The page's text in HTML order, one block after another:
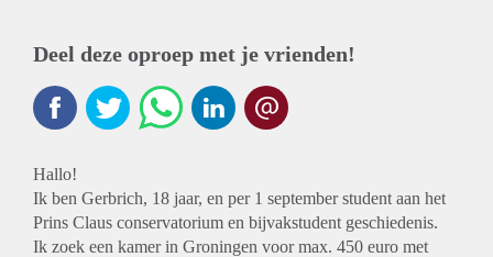
Deel deze oproep met je vrienden!
Hallo!
Ik ben Gerbrich, 18 jaar, en per 1 september student aan het
Prins Claus conservatorium en bijvakstudent geschiedenis.
Ik zoek een kamer in Groningen voor max. 450 euro met